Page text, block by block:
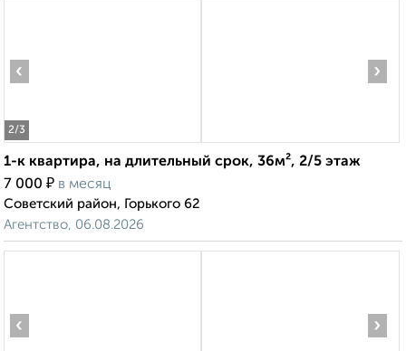
2/3
‹ ›
1-к квартира, на длительный срок, 36м², 2/5 этаж
7 000 ₽ в месяц
Советский район, Горького 62
Агентство, 06.08.2026
‹ ›